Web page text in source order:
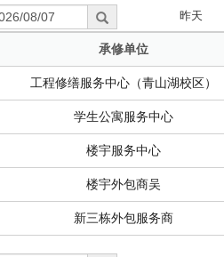
昨天
承修单位
工程修缮服务中心（青山湖校区）
学生公寓服务中心
楼宇服务中心
楼宇外包商吴
新三栋外包服务商